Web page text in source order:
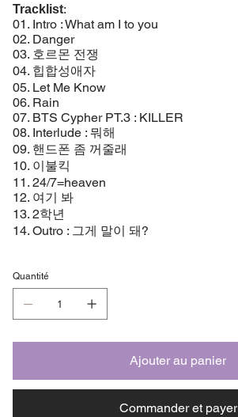
Tracklist:
01. Intro : What am I to you
02. Danger
03. 호르몬 전쟁
04. 힙합성애자
05. Let Me Know
06. Rain
07. BTS Cypher PT.3 : KILLER
08. Interlude : 뭐해
09. 핸드폰 좀 꺼줄래
10. 이불킥
11. 24/7=heaven
12. 여기 봐
13. 2학년
14. Outro : 그게 말이 돼?
Quantité
Ajouter au panier
Commander et payer